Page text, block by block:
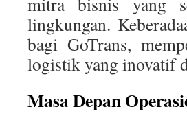
lingkungan.
bagi GoTrans,
logistik yang inovatif
Masa Depan